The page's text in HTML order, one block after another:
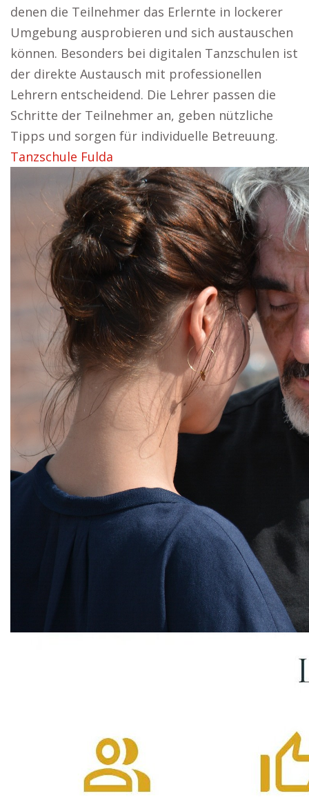
denen die Teilnehmer das Erlernte in lockerer
Umgebung ausprobieren und sich austauschen
können. Besonders bei digitalen Tanzschulen ist
der direkte Austausch mit professionellen
Lehrern entscheidend. Die Lehrer passen die
Schritte der Teilnehmer an, geben nützliche
Tipps und sorgen für individuelle Betreuung.
Tanzschule Fulda